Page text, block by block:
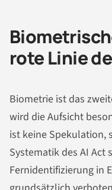
rote Linie
Biometrie ist das
wird die Aufsicht
ist keine Spekulation,
Systematik des AI Act
Fernidentifizierung in